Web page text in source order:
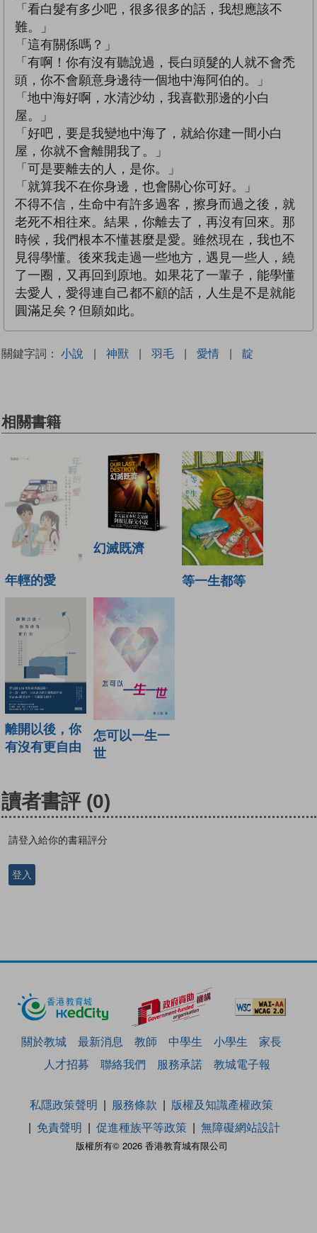
「看白髮有多少吧，很多很多的話，我想應該不
難。」
「這有關係嗎？」
「有啊！你有沒有聽說過，長白頭髮的人就不會禿
頭，你不會願意身邊待一個地中海阿伯的。」
「地中海好啊，水清沙幼，我喜歡那邊的小白
屋。」
「好吧，要是我變地中海了，就給你建一間小白
屋，你就不會離開我了。」
「可是要離去的人，是你。」
「就算我不在你身邊，也會關心你可好。」
不得不信，生命中有許多過客，擦身而過之後，就
老死不相往來。結果，你離去了，再沒有回來。那
時候，我們根本不懂甚麼是愛。雖然現在，我也不
見得學懂。後來我走過一些地方，遇見一些人，繞
了一圈，又再回到原地。如果花了一輩子，能學懂
去愛人，愛得連自己都不顧的話，人生是不是就能
圓滿足矣？但願如此。
關鍵字詞： 小說 | 神獸 | 羽毛 | 愛情 | 靛
相關書籍
年輕的愛
幻滅既濟
等一生都等
離開以後，你
有沒有更自由
怎可以一生一
世
讀者書評 (0)
請登入給你的書籍評分
登入
關於教城 最新消息 教師 中學生 小學生
家長
人才招募
聯絡我們 服務承諾 教城電子報
版權所有© 2026 香港教育城有限公司
私隱政策聲明 服務條款
版權及知識產權政策
免責聲明
促進種族平等政策 無障礙網站設計